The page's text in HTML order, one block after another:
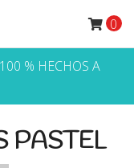
% HECHOS A
0
PASTEL